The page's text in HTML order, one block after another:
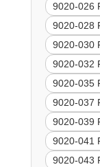
9020-026
9020-028
9020-030
9020-032
9020-035
9020-037
9020-039
9020-041
9020-043